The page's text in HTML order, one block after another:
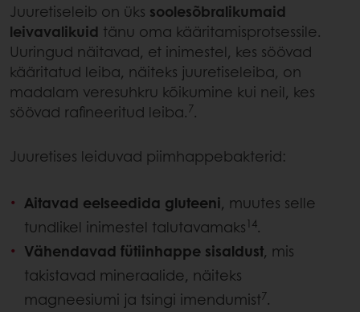
Juuretiseleib on üks soolesõbralikumaid
leivavalikuid tänu oma kääritamisprotsessile.
Uuringud näitavad, et inimestel, kes söövad
kääritatud leiba, näiteks juuretiseleiba, on
madalam veresuhkru kõikumine kui neil, kes
söövad rafineeritud leiba.7.
Juuretises leiduvad piimhappebakterid:
Aitavad eelseedida gluteeni, muutes selle
tundlikel inimestel talutavamaks14.
Vähendavad fütiinhappe sisaldust, mis
takistavad mineraalide, näiteks
magneesiumi ja tsingi imendumist7.